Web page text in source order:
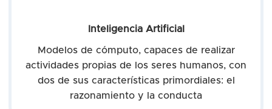
Inteligencia Artificial
Modelos de cómputo, capaces de realizar
actividades propias de los seres humanos, con
dos de sus características primordiales: el
razonamiento y la conducta